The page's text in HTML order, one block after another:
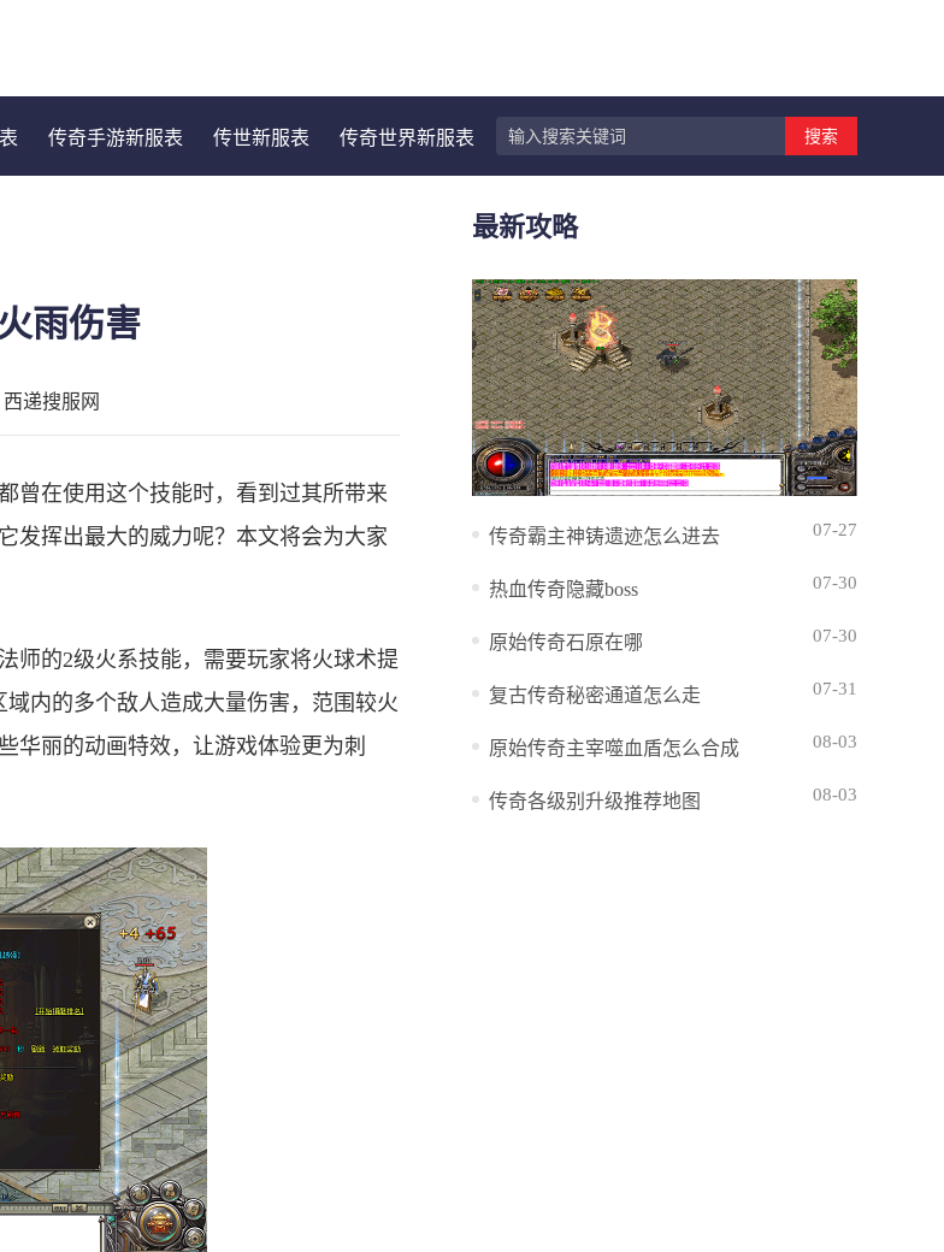
传奇手游新服表 传世新服表 传奇世界新服表 搜索
雨伤害
递搜服网
曾在使用这个技能时，看到过其所带来
发挥出最大的威力呢？本文将会为大家
师的2级火系技能，需要玩家将火球术提
内的多个敌人造成大量伤害，范围较火
华丽的动画特效，让游戏体验更为刺
最新攻略
传奇霸主神铸遗迹怎么进去 07-27
热血传奇隐藏boss 07-30
原始传奇石原在哪 07-30
复古传奇秘密通道怎么走 07-31
原始传奇主宰噬血盾怎么合成 08-03
传奇各级别升级推荐地图 08-03